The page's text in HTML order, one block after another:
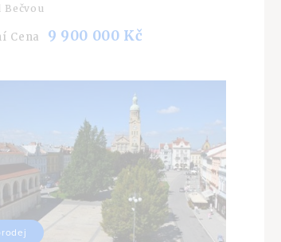
Bečvou
Cena 9 900 000 Kč